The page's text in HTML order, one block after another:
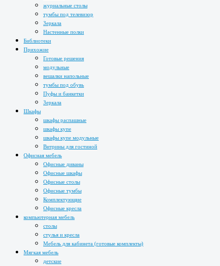
журнальные столы
тумбы под телевизор
Зеркала
Настенные полки
Библиотеки
Прихожие
Готовые решения
модульные
вешалки напольные
тумбы под обувь
Пуфы и банкетки
Зеркала
Шкафы
шкафы распашные
шкафы купе
шкафы купе модульные
Витрины для гостиной
Офисная мебель
Офисные диваны
Офисные шкафы
Офисные столы
Офисные тумбы
Комплектующие
Офисные кресла
компьютерная мебель
столы
стулья и кресла
Мебель для кабинета (готовые комплекты)
Мягкая мебель
детские